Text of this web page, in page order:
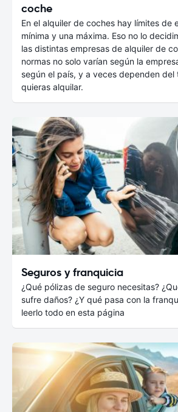
coche
En el alquiler de coches hay límites de
mínima y una máxima. Eso no lo
las distintas empresas de alquiler de
normas no solo varían según la
según el país, y a veces dependen
quieras alquilar.
Seguros y franquicia
¿Qué pólizas de seguro necesitas?
sufre daños? ¿Y qué pasa con la
leerlo todo en esta página